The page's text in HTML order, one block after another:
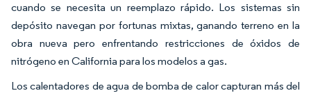
cuando se necesita un reemplazo rápido. Los sistemas sin
depósito navegan por fortunas mixtas, ganando terreno en la
obra nueva pero enfrentando restricciones de óxidos de
nitrógeno en California para los modelos a gas.
Los calentadores de agua de bomba de calor capturan más del